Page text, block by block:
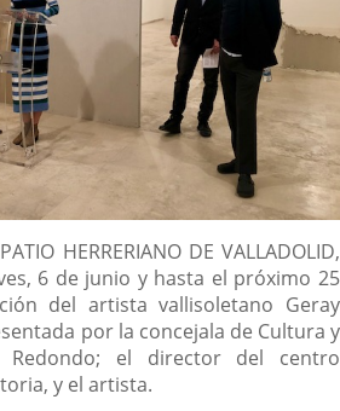
HERRERIANO DE VALLADOLID,
6 de junio y hasta el próximo 25
del artista vallisoletano Geray
por la concejala de Cultura y
Redondo; el director del centro
y el artista.